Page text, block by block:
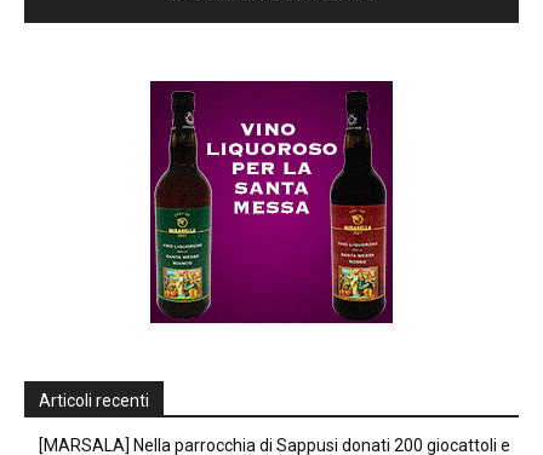
Articoli recenti
[MARSALA] Nella parrocchia di Sappusi donati 200 giocattoli e